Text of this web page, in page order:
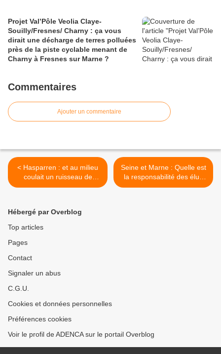
Projet Val’Pôle Veolia Claye-
Souilly/Fresnes/ Charny : ça vous
dirait une décharge de terres polluées
près de la piste cyclable menant de
Charny à Fresnes sur Marne ?
Commentaires
Ajouter un commentaire
< Hasparren : et au milieu
coulait un ruisseau de
déchets ultimes
Seine et Marne : Quelle est
la responsabilité des élus
qui donnent des avis
Hébergé par Overblog
Top articles
Pages
Contact
Signaler un abus
C.G.U.
Cookies et données personnelles
Préférences cookies
Voir le profil de ADENCA sur le portail Overblog